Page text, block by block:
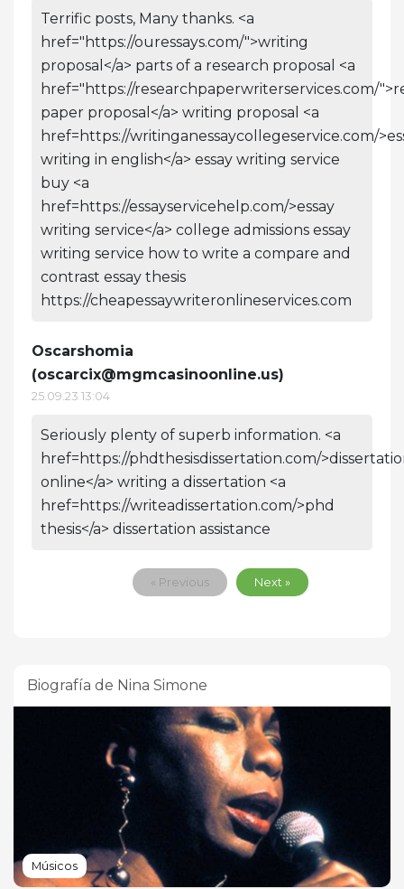
Terrific posts, Many thanks. <a
href="https://ouressays.com/">writing
proposal</a> parts of a research proposal <a
href="https://researchpaperwriterservices.com/
paper proposal</a> writing proposal <a
href=https://writinganessaycollegeservice.com/
writing in english</a> essay writing service
buy <a
href=https://essayservicehelp.com/>essay
writing service</a> college admissions essay
writing service how to write a compare and
contrast essay thesis
https://cheapessaywriteronlineservices.com
Oscarshomia
(oscarcix@mgmcasinoonline.us)
25.09.23 13:04
Seriously plenty of superb information. <a
href=https://phdthesisdissertation.com/
online</a> writing a dissertation <a
href=https://writeadissertation.com/>phd
thesis</a> dissertation assistance
« Previous Next »
Biografía de Nina Simone
Músicos